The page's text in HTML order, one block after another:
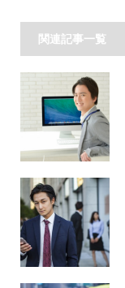
関連記事一覧